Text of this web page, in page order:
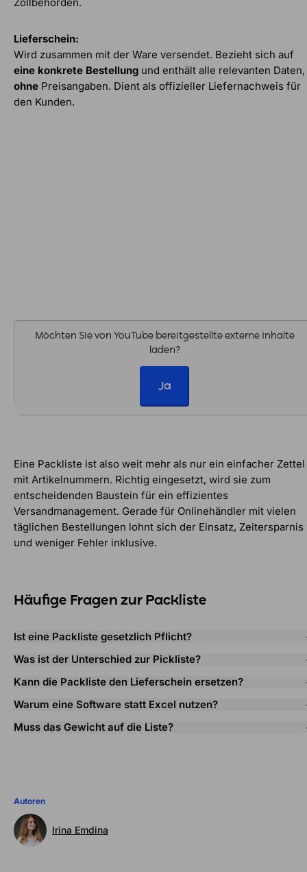
Autoren
Irina Emdina
Lieferschein:
Wird zusammen mit der Ware versendet. Bezieht sich auf
eine konkrete Bestellung und enthält alle relevanten Daten,
ohne Preisangaben. Dient als offizieller Liefernachweis für
den Kunden.
Möchten Sie von YouTubebereitgestellte externe Inhalte
laden?
Ja
Eine Packliste ist also weit mehr als nur ein einfacher Zettel
mit Artikelnummern. Richtig eingesetzt, wird sie zum
entscheidenden Baustein für ein effizientes
Versandmanagement. Gerade für Onlinehändler mit vielen
täglichen Bestellungen lohnt sich der Einsatz, Zeitersparnis
und weniger Fehler inklusive.
Häufige Fragen zur Packliste
Ist eine Packliste gesetzlich Pflicht?
Was ist der Unterschied zur Pickliste?
Kann die Packliste den Lieferschein ersetzen?
Warum eine Software statt Excel nutzen?
Muss das Gewicht auf die Liste?